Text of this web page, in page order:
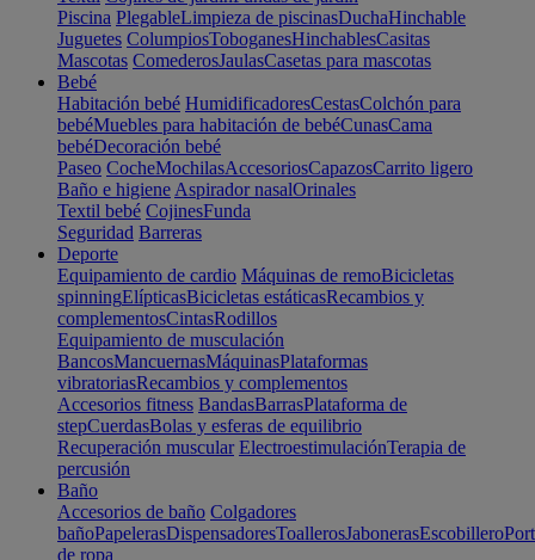
Piscina PlegableLimpieza de piscinasDuchaHinchable
Juguetes ColumpiosToboganesHinchablesCasitas
Mascotas ComederosJaulasCasetas para mascotas
Bebé
Habitación bebé HumidificadoresCestasColchón para
bebéMuebles para habitación de bebéCunasCama
bebéDecoración bebé
Paseo CocheMochilasAccesoriosCapazosCarrito ligero
Baño e higiene Aspirador nasalOrinales
Textil bebé CojinesFunda
Seguridad Barreras
Deporte
Equipamiento de cardio Máquinas de remoBicicletas
spinningElípticasBicicletas estáticasRecambios y
complementosCintasRodillos
Equipamiento de musculación
BancosMancuernasMáquinasPlataformas
vibratoriasRecambios y complementos
Accesorios fitness BandasBarrasPlataforma de
stepCuerdasBolas y esferas de equilibrio
Recuperación muscular ElectroestimulaciónTerapia de
percusión
Baño
Accesorios de baño Colgadores
bañoPapelerasDispensadoresToallerosJabonerasEscobillero
de ropa